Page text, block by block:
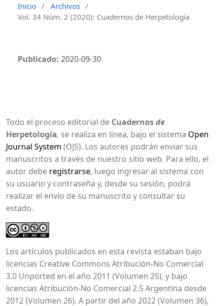
Inicio / Archivos /
Vol. 34 Núm. 2 (2020): Cuadernos de Herpetología
Publicado: 2020-09-30
Todo el proceso editorial de Cuadernosde
Herpetología, se realiza en línea, bajo el sistema Open
Journal System (OJS). Los autores podrán enviar sus
manuscritos a través de nuestro sitio web. Para ello, el
autor debe registrarse, luego ingresar al sistema con
su usuario y contraseña y, desde su sesión, podrá
realizar el envío de su manuscrito y consultar su
estado.
Los artículos publicados en esta revista estaban bajo
licencias Creative Commons Atribución-No Comercial
3.0 Unported en el año 2011 (Volumen 25), y bajo
licencias Atribución-No Comercial 2.5 Argentina desde
2012 (Volumen 26). A partir del año 2022 (Volumen 36),